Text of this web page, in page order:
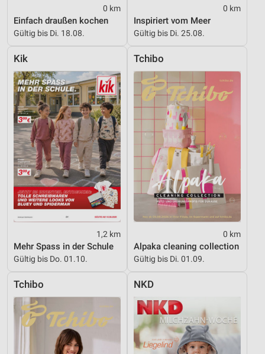
0 km
Einfach draußen kochen
Gültig bis Di. 18.08.
0 km
Inspiriert vom Meer
Gültig bis Di. 25.08.
Kik
1,2 km
Mehr Spass in der Schule
Gültig bis Do. 01.10.
Tchibo
0 km
Alpaka cleaning collection
Gültig bis Di. 01.09.
Tchibo NKD
Erstellung von Profilen zur Personalisierung
von Inhalten
Verwendung von Profilen zur Auswahl
personalisierter Inhalte
Messung der Werbeleistung
Messung der Performance von Inhalten
Analyse von Zielgruppen durch Statistiken oder
Kombinationen von Daten aus verschiedenen
Quellen
Entwicklung und Verbesserung der Angebote
Verwendung reduzierter Daten zur Auswahl von
Inhalten
Verwendung genauer Standortdaten
Geräte anhand von aktiv angeforderten
Informationen identifizieren
Nicht-IAB-Verarbeitungszwecke:
Notwendig
Performance